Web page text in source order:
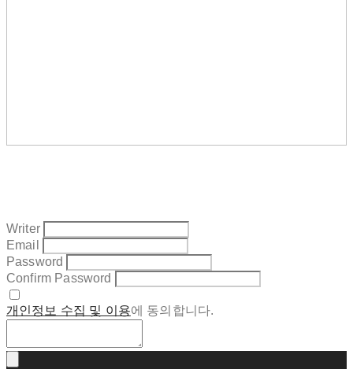
Writer
Email
Password
Confirm Password
개인정보 수집 및 이용에 동의합니다.